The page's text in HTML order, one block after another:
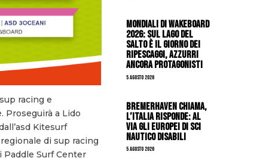
racing e
Proseguirà a Lido
Kitesurf
di sup racing
Paddle Surf Center
Mondiali di Wakeboard
2026: sul Lago del
Salto è il giorno dei
ripescaggi, azzurri
ancora protagonisti
5 Agosto 2026
Bremerhaven chiama,
l’Italia risponde: al
via gli Europei di Sci
Nautico Disabili
5 Agosto 2026